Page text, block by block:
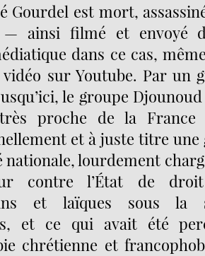
Gourdel est mort,
— ainsi filmé et envoyé
dans ce cas,
vidéo sur Youtube. Par un
le groupe
proche de la
et à juste titre une
nationale, lourdement
contre l’État de droit
et laïques sous la
et ce qui avait été
chrétienne et